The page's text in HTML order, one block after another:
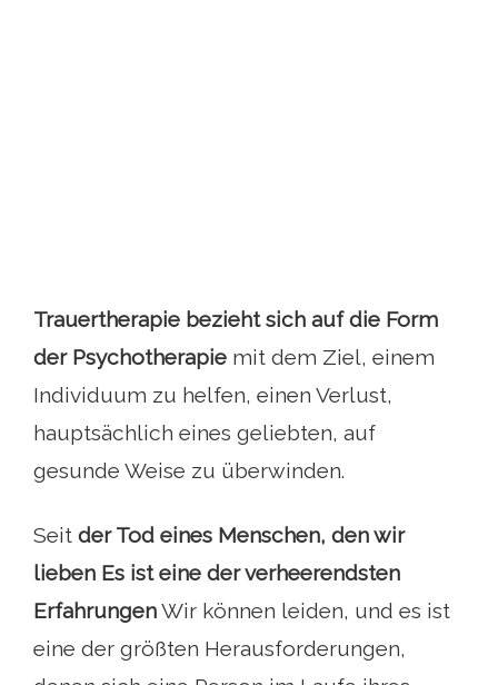
Trauertherapie bezieht sich auf die Form
der Psychotherapie mit dem Ziel, einem
Individuum zu helfen, einen Verlust,
hauptsächlich eines geliebten, auf
gesunde Weise zu überwinden.
Seit der Tod eines Menschen, den wir
lieben Es ist eine der verheerendsten
ErfahrungenWir können leiden, und es ist
eine der größten Herausforderungen,